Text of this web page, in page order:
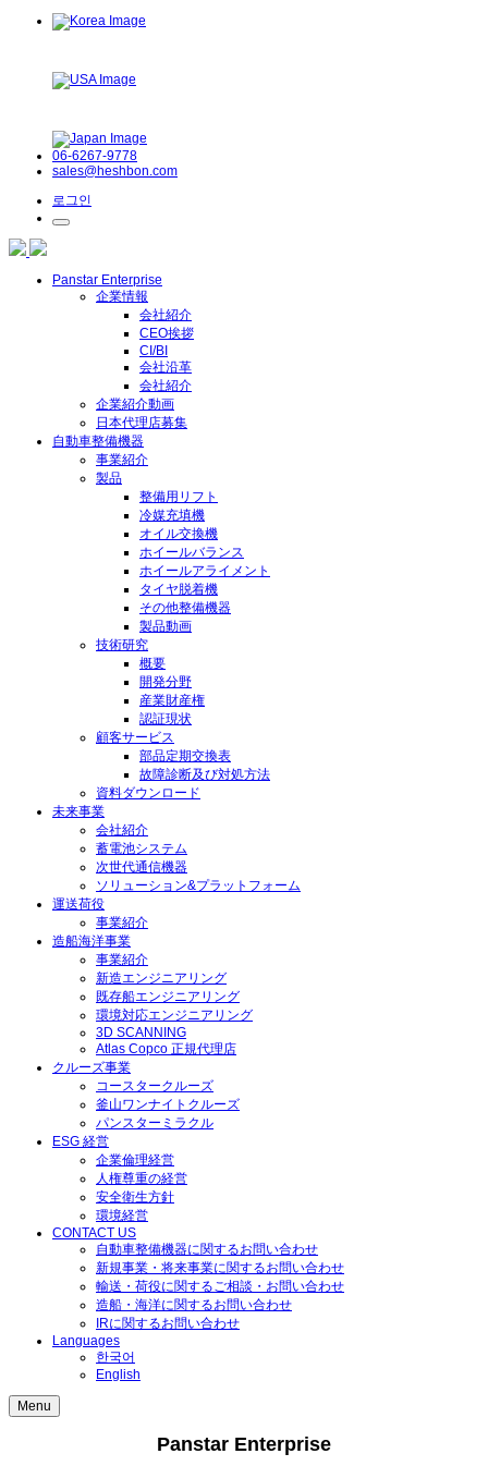
06-6267-9778
sales@heshbon.com
로그인
Panstar Enterprise
企業情報
会社紹介
CEO挨拶
CI/BI
会社沿革
会社紹介
企業紹介動画
日本代理店募集
自動車整備機器
事業紹介
製品
整備用リフト
冷媒充填機
オイル交換機
ホイールバランス
ホイールアライメント
タイヤ脱着機
その他整備機器
製品動画
技術研究
概要
開発分野
産業財産権
認証現状
顧客サービス
部品定期交換表
故障診断及び対処方法
資料ダウンロード
未来事業
会社紹介
蓄電池システム
次世代通信機器
ソリューション&プラットフォーム
運送荷役
事業紹介
造船海洋事業
事業紹介
新造エンジニアリング
既存船エンジニアリング
環境対応エンジニアリング
3D SCANNING
Atlas Copco 正規代理店
クルーズ事業
コースタークルーズ
釜山ワンナイトクルーズ
パンスターミラクル
ESG 経営
企業倫理経営
人権尊重の経営
安全衛生方針
環境経営
CONTACT US
自動車整備機器に関するお問い合わせ
新規事業・将来事業に関するお問い合わせ
輸送・荷役に関するご相談・お問い合わせ
造船・海洋に関するお問い合わせ
IRに関するお問い合わせ
Languages
한국어
English
Menu
Panstar Enterprise
店
集
株
式
会
ン
販
ッ
大
た
当
の
売